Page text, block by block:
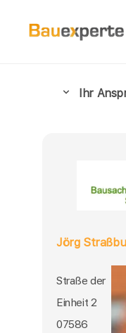
Ihr
Jörg
Straße der
Einheit 2
07586